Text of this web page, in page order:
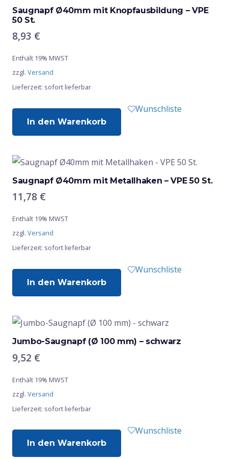
Saugnapf Ø40mm mit Knopfausbildung – VPE
50 St.
8,93 €
Enthält 19% MWST
zzgl. Versand
Lieferzeit: sofort lieferbar
In den Warenkorb
Wunschliste
Saugnapf Ø40mm mit Metallhaken – VPE 50 St.
11,78 €
Enthält 19% MWST
zzgl. Versand
Lieferzeit: sofort lieferbar
In den Warenkorb
Wunschliste
Jumbo-Saugnapf (Ø 100 mm) – schwarz
9,52 €
Enthält 19% MWST
zzgl. Versand
Lieferzeit: sofort lieferbar
In den Warenkorb
Wunschliste